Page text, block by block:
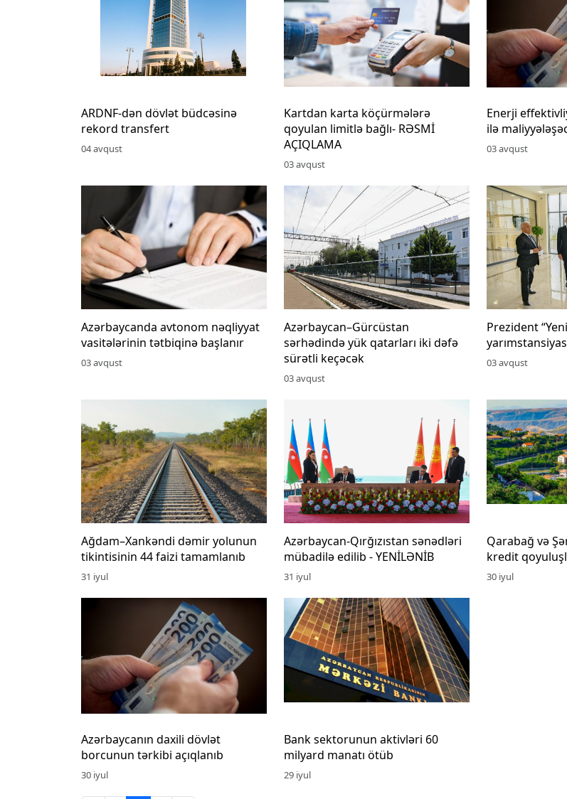
ARDNF-dən dövlət büdcəsinə
rekord transfert
04 avqust
Kartdan karta köçürmələrə
qoyulan limitlə bağlı- RƏSMİ
AÇIQLAMA
03 avqust
Enerji
ilə
03 avqust
Azərbaycanda avtonom nəqliyyat
vasitələrinin tətbiqinə başlanır
03 avqust
Azərbaycan–Gürcüstan
sərhədində yük qatarları iki dəfə
sürətli keçəcək
03 avqust
Prezident
03 avqust
Ağdam–Xankəndi dəmir yolunun
tikintisinin 44 faizi tamamlanıb
31 iyul
Azərbaycan-Qırğızıstan sənədləri
mübadilə edilib - YENİLƏNİB
31 iyul
Qarabağ və
kredit
30 iyul
Azərbaycanın daxili dövlət
borcunun tərkibi açıqlanıb
30 iyul
Bank sektorunun aktivləri 60
milyard manatı ötüb
29 iyul